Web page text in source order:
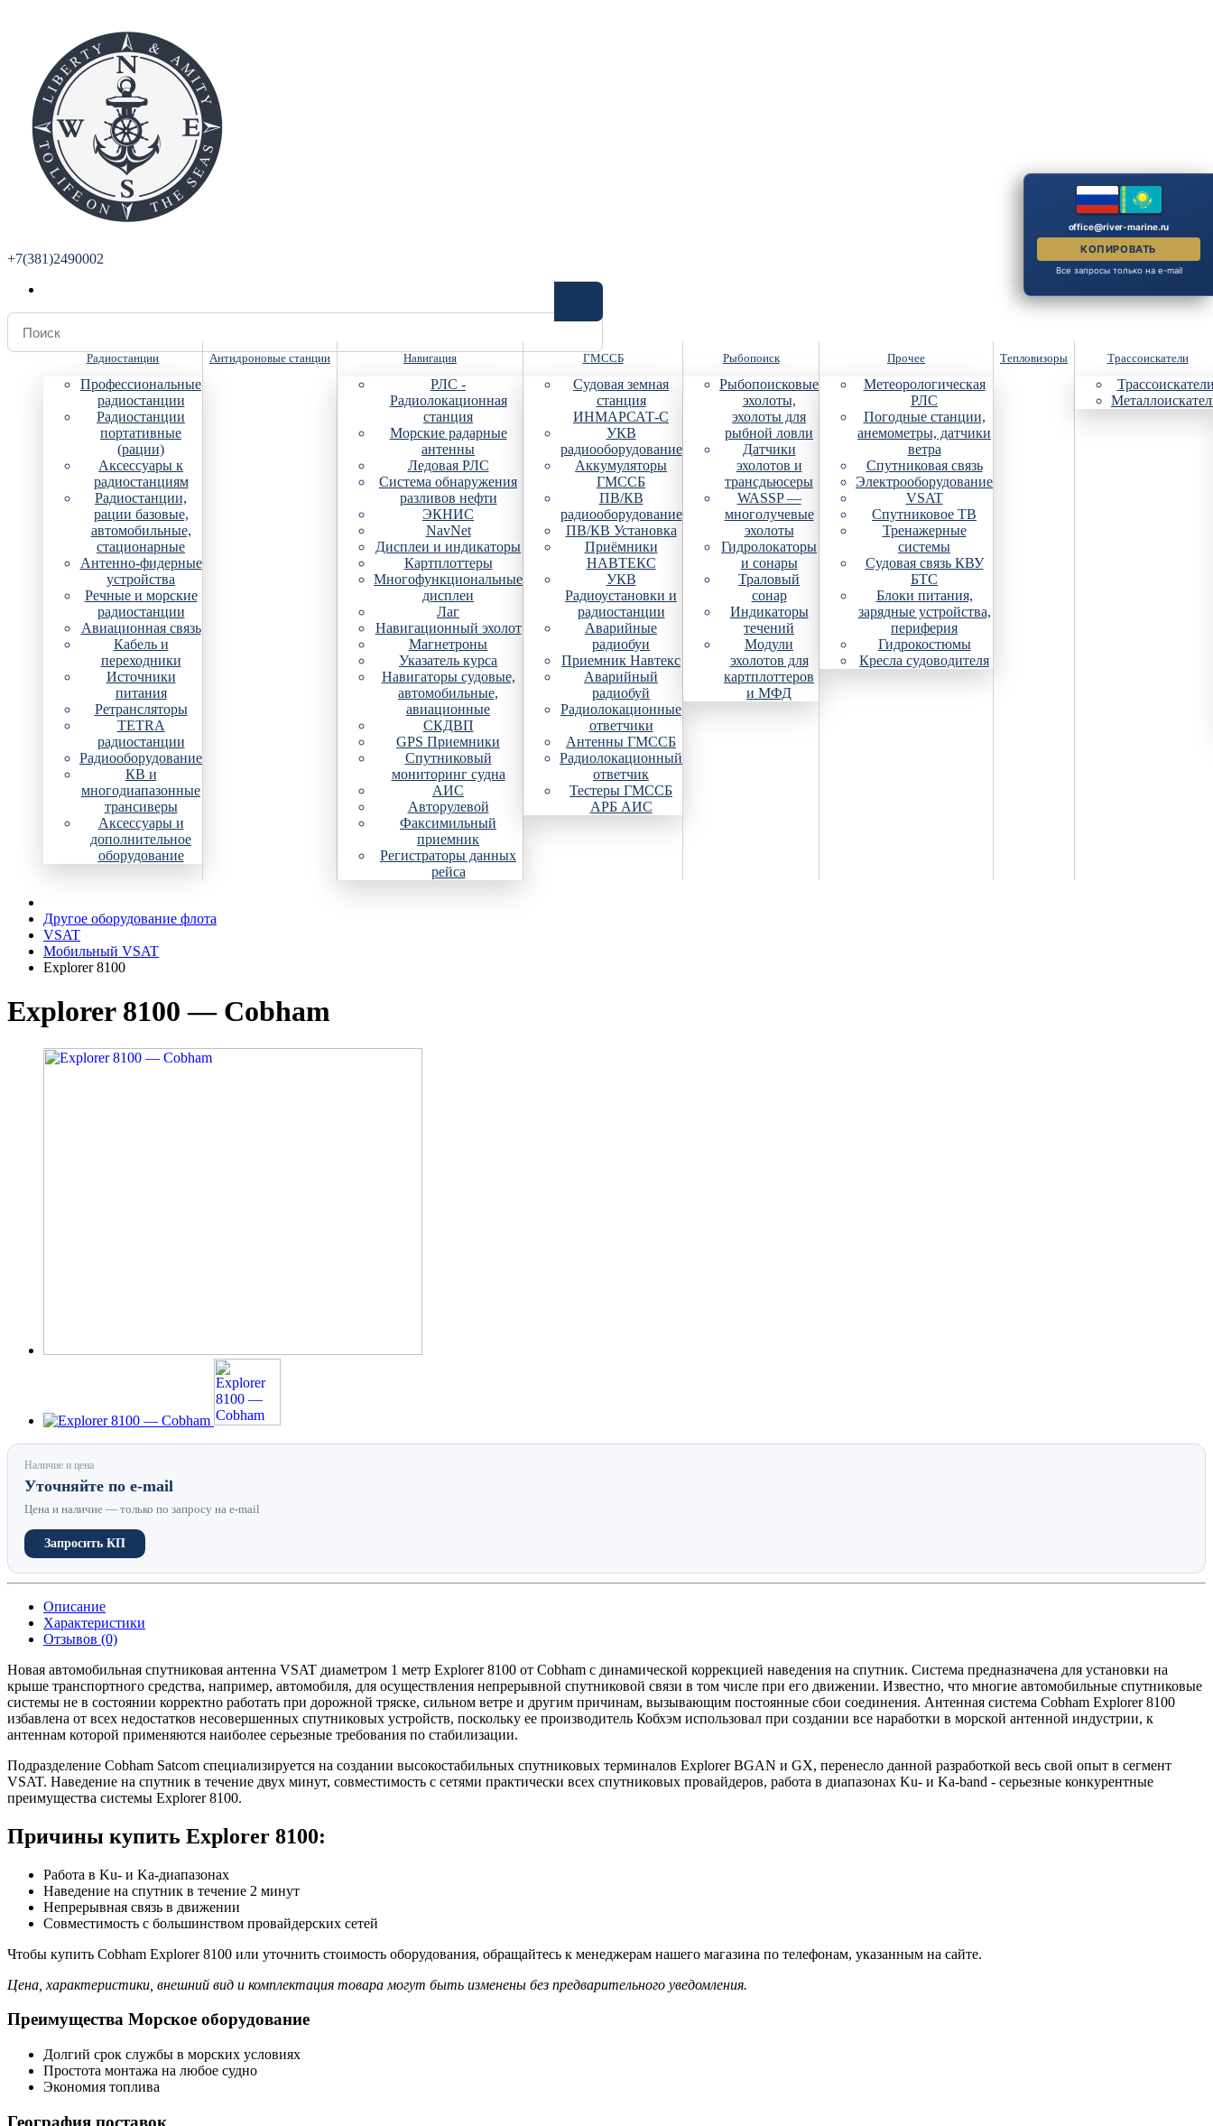
+7(381)2490002
Радиостанции
Профессиональные
радиостанции
Радиостанции
портативные
(рации)
Аксессуары к
радиостанциям
Радиостанции,
рации базовые,
автомобильные,
стационарные
Антенно-фидерные
устройства
Речные и морские
радиостанции
Авиационная связь
Кабель и
переходники
Источники
питания
Ретрансляторы
TETRA
радиостанции
Радиооборудование
КВ и
многодиапазонные
трансиверы
Аксессуары и
дополнительное
оборудование
Антидроновые станции Навигация
РЛС -
Радиолокационная
станция
Морские радарные
антенны
Ледовая РЛС
Система обнаружения
разливов нефти
ЭКНИС
NavNet
Дисплеи и индикаторы
Картплоттеры
Многофункциональные
дисплеи
Лаг
Навигационный эхолот
Магнетроны
Указатель курса
Навигаторы судовые,
автомобильные,
авиационные
СКДВП
GPS Приемники
Спутниковый
мониторинг судна
АИС
Авторулевой
Факсимильный
приемник
Регистраторы данных
рейса
ГМССБ
Судовая земная
станция
ИНМАРСАТ-С
УКВ
радиооборудование
Аккумуляторы
ГМССБ
ПВ/КВ
радиооборудование
ПВ/КВ Установка
Приёмники
НАВТЕКС
УКВ
Радиоустановки и
радиостанции
Аварийные
радиобуи
Приемник Навтекс
Аварийный
радиобуй
Радиолокационные
ответчики
Антенны ГМССБ
Радиолокационный
ответчик
Тестеры ГМССБ
АРБ АИС
Рыбопоиск
Рыбопоисковые
эхолоты,
эхолоты для
рыбной ловли
Датчики
эхолотов и
трансдьюсеры
WASSP —
многолучевые
эхолоты
Гидролокаторы
и сонары
Траловый
сонар
Индикаторы
течений
Модули
эхолотов для
картплоттеров
и МФД
Прочее
Метеорологическая
РЛС
Погодные станции,
анемометры, датчики
ветра
Спутниковая связь
Электрооборудование
VSAT
Спутниковое ТВ
Тренажерные
системы
Судовая связь КВУ
БТС
Блоки питания,
зарядные устройства,
периферия
Гидрокостюмы
Кресла судоводителя
Тепловизоры Трассоискатели
Другое оборудование флота
VSAT
Мобильный VSAT
Explorer 8100
Explorer 8100 — Cobham
Наличие и цена
Уточняйте по e-mail
Цена и наличие — только по запросу на e-mail
Запросить КП
Описание
Характеристики
Отзывов (0)
Новая автомобильная спутниковая антенна VSAT диаметром 1 метр Explorer 8100 от Cobham с динамической коррекцией наведения на спутник. Система предназначена для установки на
крыше транспортного средства, например, автомобиля, для осуществления непрерывной спутниковой связи в том числе при его движении. Известно, что многие автомобильные спутниковые
системы не в состоянии корректно работать при дорожной тряске, сильном ветре и другим причинам, вызывающим постоянные сбои соединения. Антенная система Cobham Explorer 8100
избавлена от всех недостатков несовершенных спутниковых устройств, поскольку ее производитель Кобхэм использовал при создании все наработки в морской антенной индустрии, к
антеннам которой применяются наиболее серьезные требования по стабилизации.
Подразделение Cobham Satcom специализируется на создании высокостабильных спутниковых терминалов Explorer BGAN и GX, перенесло данной разработкой весь свой опыт в сегмент
VSAT. Наведение на спутник в течение двух минут, совместимость с сетями практически всех спутниковых провайдеров, работа в диапазонах Ku- и Ka-band - серьезные конкурентные
преимущества системы Explorer 8100.
Причины купить Explorer 8100:
Работа в Ku- и Ka-диапазонах
Наведение на спутник в течение 2 минут
Непрерывная связь в движении
Совместимость с большинством провайдерских сетей
Чтобы купить Cobham Explorer 8100 или уточнить стоимость оборудования, обращайтесь к менеджерам нашего магазина по телефонам, указанным на сайте.
Цена, характеристики, внешний вид и комплектация товара могут быть изменены без предварительного уведомления.
Преимущества Морское оборудование
Долгий срок службы в морских условиях
Простота монтажа на любое судно
Экономия топлива
География поставок
office@river-marine.ru
КОПИРОВАТЬ
Все запросы только на e-mail